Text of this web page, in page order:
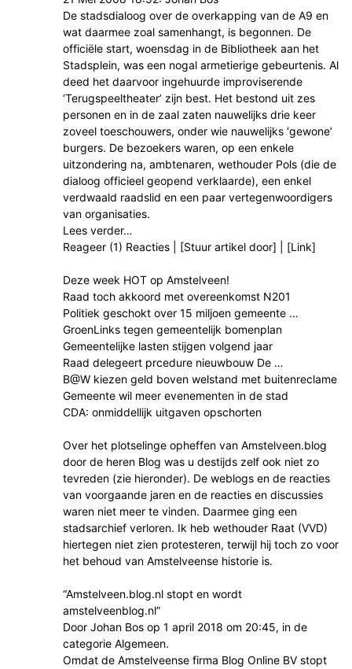
De stadsdialoog over de overkapping van de A9 en
wat daarmee zoal samenhangt, is begonnen. De
officiële start, woensdag in de Bibliotheek aan het
Stadsplein, was een nogal armetierige gebeurtenis. Al
deed het daarvoor ingehuurde improviserende
‘Terugspeeltheater’ zijn best. Het bestond uit zes
personen en in de zaal zaten nauwelijks drie keer
zoveel toeschouwers, onder wie nauwelijks ‘gewone’
burgers. De bezoekers waren, op een enkele
uitzondering na, ambtenaren, wethouder Pols (die de
dialoog officieel geopend verklaarde), een enkel
verdwaald raadslid en een paar vertegenwoordigers
van organisaties.
Lees verder…
Reageer (1) Reacties | [Stuur artikel door] | [Link]
Deze week HOT op Amstelveen!
Raad toch akkoord met overeenkomst N201
Politiek geschokt over 15 miljoen gemeente …
GroenLinks tegen gemeentelijk bomenplan
Gemeentelijke lasten stijgen volgend jaar
Raad delegeert prcedure nieuwbouw De …
B@W kiezen geld boven welstand met buitenreclame
Gemeente wil meer evenementen in de stad
CDA: onmiddellijk uitgaven opschorten
Over het plotselinge opheffen van Amstelveen.blog
door de heren Blog was u destijds zelf ook niet zo
tevreden (zie hieronder). De weblogs en de reacties
van voorgaande jaren en de reacties en discussies
waren niet meer te vinden. Daarmee ging een
stadsarchief verloren. Ik heb wethouder Raat (VVD)
hiertegen niet zien protesteren, terwijl hij toch zo voor
het behoud van Amstelveense historie is.
“Amstelveen.blog.nl stopt en wordt
amstelveenblog.nl”
Door Johan Bos op 1 april 2018 om 20:45, in de
categorie Algemeen.
Omdat de Amstelveense firma Blog Online BV stopt